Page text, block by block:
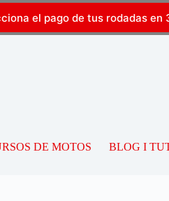
el pago de tus rodadas
DE MOTOS BLOG I